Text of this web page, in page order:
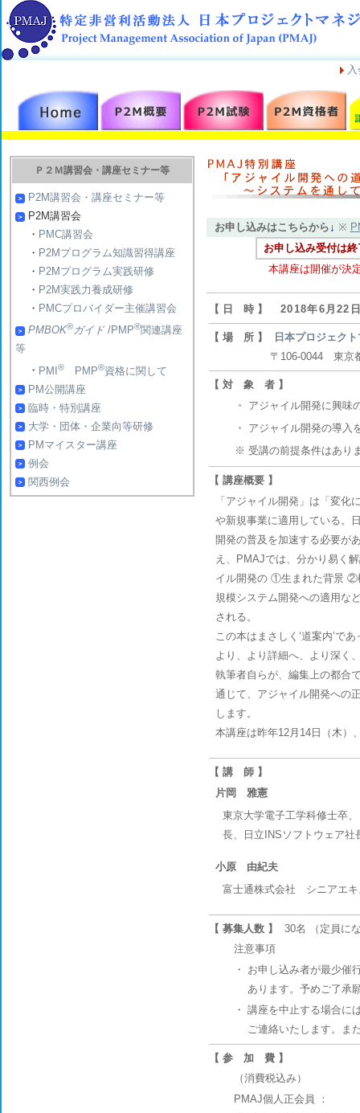
Ｐ２Ｍ講習会・講座セミナー等
P2M講習会・講座セミナー等
P2M講習会
・ PMC講習会
・ P2Mプログラム知識習得講座
・ P2Mプログラム実践研修
・ P2M実践力養成研修
・ PMCプロバイダー主催講習会
PMBOK®ガイド/PMP®関連講座
等
・ PMI® PMP®資格に関して
PM公開講座
臨時・特別講座
大学・団体・企業向等研修
PMマイスター講座
例会
関西例会
お申し込みはこちらから↓ ※
お申し込み受付は
本講座は開催が決
【 日 時 】 2018年6月22
【 場 所 】
日本プロジェク
〒106-0044 東京都港区
【 対 象 者 】
・
アジャイル開発に興味
・
アジャイル開発の導入
※ 受講の前提条件はあり
【 講座概要 】
「アジャイル開発」は「変
や新規事業に適用している。
開発の普及を加速する必要が
え、PMAJでは、分かり易く
イル開発の ①生まれた背景 ②
規模システム開発への適用な
される。
この本はまさしく‘道案内’で
より、より詳細へ、より深く
執筆者自らが、編集上の都合
通じて、アジャイル開発への
します。
本講座は昨年12月14日（木）
【 講 師 】
片岡 雅憲
東京大学電子工学科修士卒
長、日立INSソフトウェア社
小原 由紀夫
富士通株式会社 シニアエキ
【 募集人数 】 30名 （定員に
注意事項
・
お申し込み者が最少催
あります。予めご了承
・ 講座を中止する場合に
ご連絡いたします。ま
【 参 加 費 】
（消費税込み）
PMAJ個人正会員 ：